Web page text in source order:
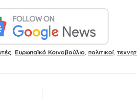
Ευρωπαϊκό Κοινοβούλιο πολιτικοί,